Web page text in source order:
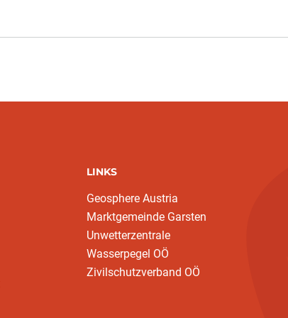
LINKS
Geosphere Austria
Marktgemeinde Garsten
Unwetterzentrale
Wasserpegel OÖ
Zivilschutzverband OÖ